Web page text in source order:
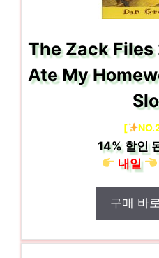
The Zack
Ate My
[
14% 할인
내일
구매 바